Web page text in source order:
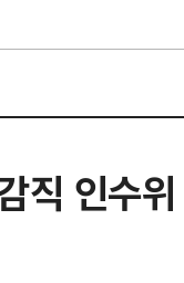
직 인수